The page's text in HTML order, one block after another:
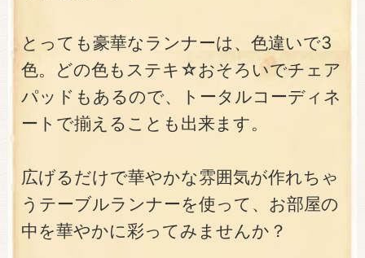
とっても豪華なランナーは、色違いで3
色。どの色もステキ☆おそろいでチェア
パッドもあるので、トータルコーディネ
ートで揃えることも出来ます。
広げるだけで華やかな雰囲気が作れちゃ
うテーブルランナーを使って、お部屋の
中を華やかに彩ってみませんか？